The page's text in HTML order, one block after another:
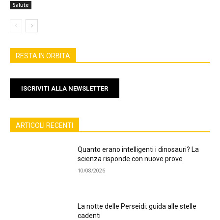
Salute
RESTA IN ORBITA
ISCRIVITI ALLA NEWSLETTER
ARTICOLI RECENTI
Quanto erano intelligenti i dinosauri? La
scienza risponde con nuove prove
10/08/2026
La notte delle Perseidi: guida alle stelle
cadenti